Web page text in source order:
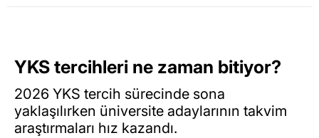
YKS tercihleri ne zaman bitiyor?
2026 YKS tercih sürecinde sona
yaklaşılırken üniversite adaylarının takvim
araştırmaları hız kazandı.